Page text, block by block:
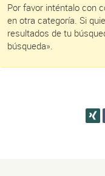
Por favor inténtalo con
en otra categoría. Si
resultados de tu
búsqueda».